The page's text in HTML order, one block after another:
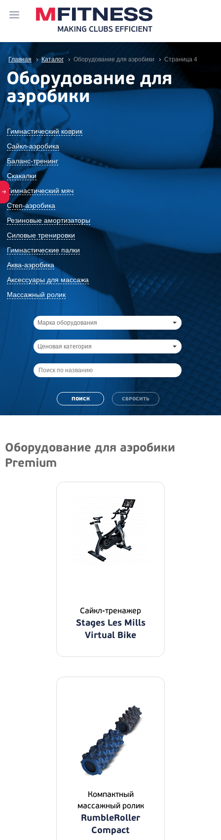
Главная Каталог Оборудование для аэробики Cтраница 4
Оборудование для
аэробики
Гимнастический коврик
Сайкл-аэробика
Баланс-тренинг
Скакалки
Гимнастический мяч
Степ-аэробика
Резиновые амортизаторы
Силовые тренировки
Гимнастические палки
Аква-аэробика
Аксессуары для массажа
Массажный ролик
Марка оборудования
Ценовая категория
Оборудование для аэробики
Premium
Сайкл-тренажер
Stages Les Mills
Virtual Bike
Компактный
массажный ролик
RumbleRoller
Compact